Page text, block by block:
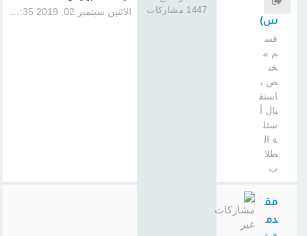
سا
س)
قس
م م
خت
ص ب
استق
بال أ
سئل
ة ال
طلا
ب
1447 مشاركات
الاثنين سبتمبر 02, 2019 1:35 pm
مق
دم